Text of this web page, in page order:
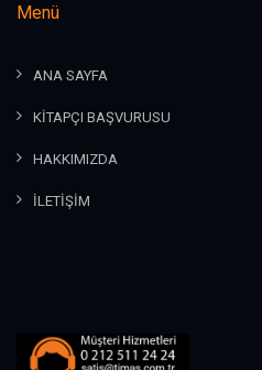
Menü
ANA SAYFA
KİTAPÇI BAŞVURUSU
HAKKIMIZDA
İLETİŞİM